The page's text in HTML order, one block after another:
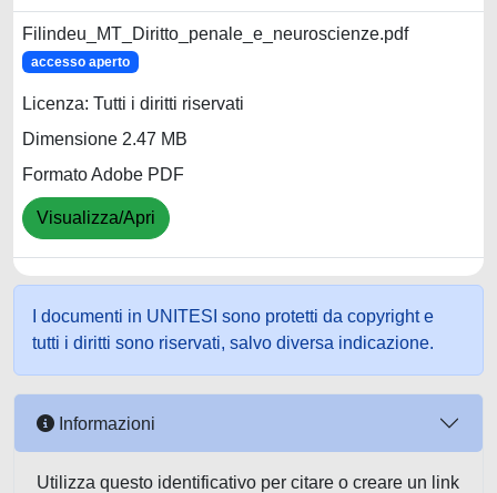
Filindeu_MT_Diritto_penale_e_neuroscienze.pdf
accesso aperto
Licenza: Tutti i diritti riservati
Dimensione 2.47 MB
Formato Adobe PDF
Visualizza/Apri
I documenti in UNITESI sono protetti da copyright e
tutti i diritti sono riservati, salvo diversa indicazione.
Informazioni
Utilizza questo identificativo per citare o creare un link